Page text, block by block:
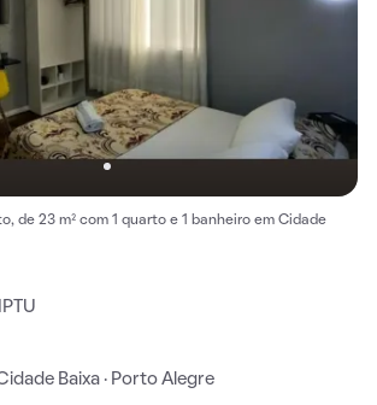
de 23 m² com 1 quarto e 1 banheiro em Cidade
Baixa · Porto Alegre